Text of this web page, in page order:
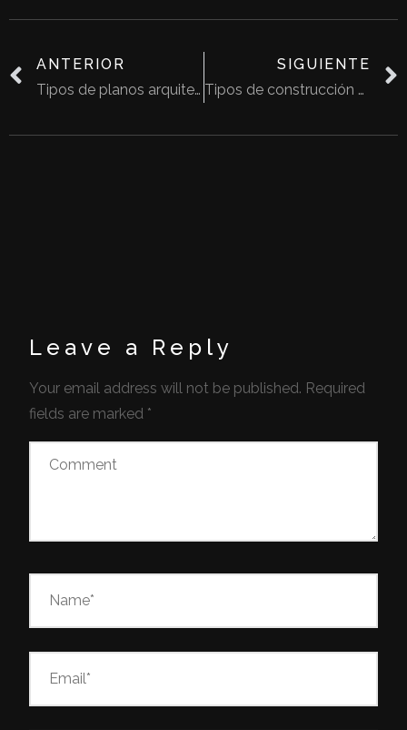
ANTERIOR
Tipos de planos arquitectónicos y cómo distinguirlos
SIGUIENTE
Tipos de construcción micro y macro
Leave a Reply
Your email address will not be published. Required
fields are marked *